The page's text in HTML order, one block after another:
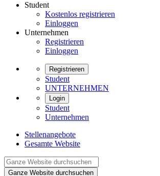
Student
Kostenlos registrieren
Einloggen
Unternehmen
Registrieren
Einloggen
Registrieren
Student
UNTERNEHMEN
Login
Student
Unternehmen
Stellenangebote
Gesamte Website